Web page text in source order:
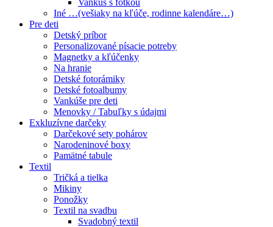
Vankúš s fotkou
Iné …(vešiaky na kľúče, rodinne kalendáre…)
Pre deti
Detský príbor
Personalizované písacie potreby
Magnetky a kľúčenky
Na hranie
Detské fotorámiky
Detské fotoalbumy
Vankúše pre deti
Menovky / Tabuľky s údajmi
Exkluzívne darčeky
Darčekové sety pohárov
Narodeninové boxy
Pamätné tabule
Textil
Tričká a tielka
Mikiny
Ponožky
Textil na svadbu
Svadobný textil